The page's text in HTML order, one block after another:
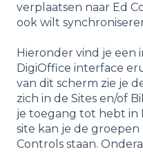
verplaatsen naar Ed
ook wilt
Hieronder vind je een
DigiOffice interface
van dit scherm zie je
zich in de Sites en/of
je toegang tot hebt in
site kan je de
Controls staan.